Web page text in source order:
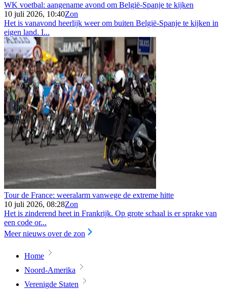
WK voetbal: aangename avond om België-Spanje te kijken
10 juli 2026, 10:40Zon
Het is vanavond heerlijk weer om buiten België-Spanje te kijken in
eigen land. I...
Tour de France: weeralarm vanwege de extreme hitte
10 juli 2026, 08:28Zon
Het is zinderend heet in Frankrijk. Op grote schaal is er sprake van
een code or...
Meer nieuws over de zon
Home
Noord-Amerika
Verenigde Staten